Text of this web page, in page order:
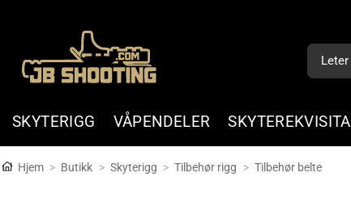
content
Søk
etter:
SKYTERIGG VÅPENDELER SKYTEREKVISITA
Hjem > Butikk > Skyterigg > Tilbehør rigg > Tilbehør belte